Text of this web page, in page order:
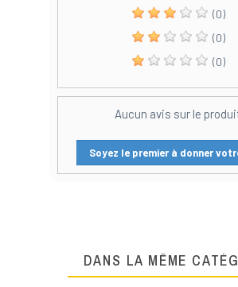
(0)
(0)
(0)
Aucun avis sur le
Soyez le premier à donner
DANS LA MÊME